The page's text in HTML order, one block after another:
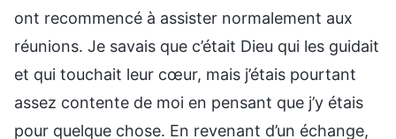
ont recommencé à assister normalement aux
réunions. Je savais que c’était Dieu qui les guidait
et qui touchait leur cœur, mais j’étais pourtant
assez contente de moi en pensant que j’y étais
pour quelque chose. En revenant d’un échange,